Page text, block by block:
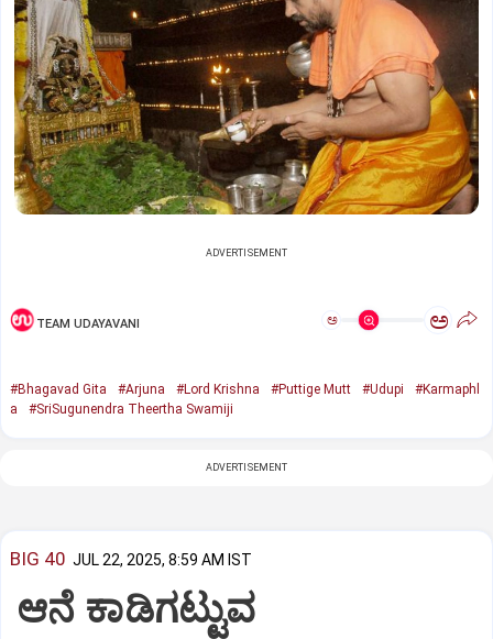
ADVERTISEMENT
TEAM UDAYAVANI ಅ ಅ
#Bhagavad Gita #Arjuna #Lord Krishna #Puttige Mutt #Udupi
#Karmaphl
a
#SriSugunendra Theertha Swamiji
ADVERTISEMENT
BIG 40 JUL 22, 2025, 8:59 AM IST
ಆನೆ ಕಾಡಿಗಟ್ಟುವ